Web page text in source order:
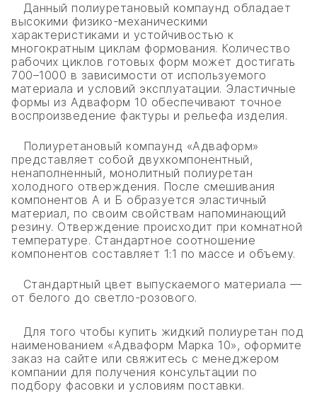
Данный полиуретановый компаунд обладает
высокими физико-механическими
характеристиками и устойчивостью к
многократным циклам формования. Количество
рабочих циклов готовых форм может достигать
700–1000 в зависимости от используемого
материала и условий эксплуатации. Эластичные
формы из Адваформ 10 обеспечивают точное
воспроизведение фактуры и рельефа изделия.
Полиуретановый компаунд «Адваформ»
представляет собой двухкомпонентный,
ненаполненный, монолитный полиуретан
холодного отверждения. После смешивания
компонентов А и Б образуется эластичный
материал, по своим свойствам напоминающий
резину. Отверждение происходит при комнатной
температуре. Стандартное соотношение
компонентов составляет 1:1 по массе и объему.
Стандартный цвет выпускаемого материала —
от белого до светло-розового.
Для того чтобы купить жидкий полиуретан под
наименованием «Адваформ Марка 10», оформите
заказ на сайте или свяжитесь с менеджером
компании для получения консультации по
подбору фасовки и условиям поставки.